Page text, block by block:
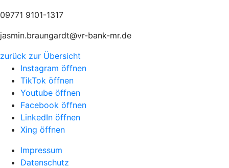
09771 9101-1317
jasmin.braungardt@vr-bank-mr.de
zurück zur Übersicht
Instagram öffnen
TikTok öffnen
Youtube öffnen
Facebook öffnen
LinkedIn öffnen
Xing öffnen
Impressum
Datenschutz